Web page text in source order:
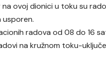
ovoj dionici u toku su
usporen.
radova od 08 do 16
na kružnom toku-